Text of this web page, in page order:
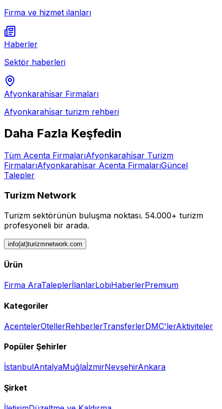
Firma ve hizmet ilanları
Haberler
Sektör haberleri
Afyonkarahi̇sar Firmaları
Afyonkarahi̇sar turizm rehberi
Daha Fazla Keşfedin
Tüm Acenta FirmalarıAfyonkarahi̇sar Turizm
FirmalarıAfyonkarahi̇sar Acenta FirmalarıGüncel
Talepler
Turizm Network
Turizm sektörünün buluşma noktası. 54.000+ turizm
profesyoneli bir arada.
info(at)turizmnetwork.com
Ürün
Firma AraTaleplerİlanlarLobiHaberlerPremium
Kategoriler
AcentelerOtellerRehberlerTransferlerDMC'lerAktiviteler
Popüler Şehirler
İstanbulAntalyaMuğlaİzmirNevşehirAnkara
Şirket